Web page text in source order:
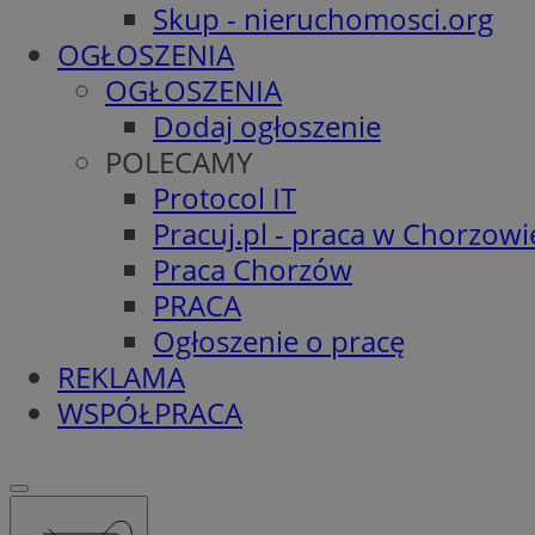
Skup - nieruchomosci.org
OGŁOSZENIA
OGŁOSZENIA
Dodaj ogłoszenie
POLECAMY
Protocol IT
Pracuj.pl - praca w
Praca Chorzów
PRACA
Ogłoszenie o pracę
REKLAMA
WSPÓŁPRACA